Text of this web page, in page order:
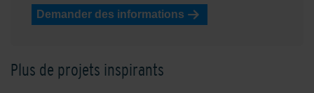
Demander des informations
Plus de projets inspirants